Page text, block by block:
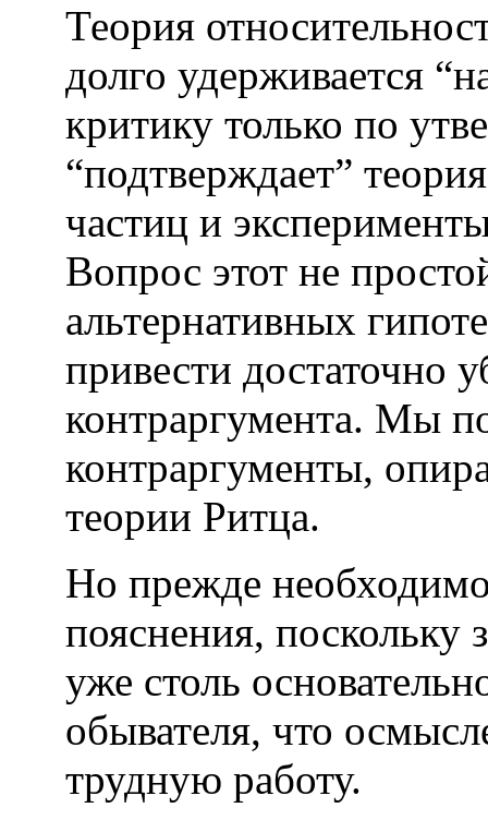
Теория
долго удерживается
критику только по
“подтверждает”
частиц и
Вопрос этот не
альтернативных
привести достаточно
контраргумента. Мы
контраргументы,
теории Ритца.
Но прежде
пояснения,
уже столь
обывателя, что
трудную работу.